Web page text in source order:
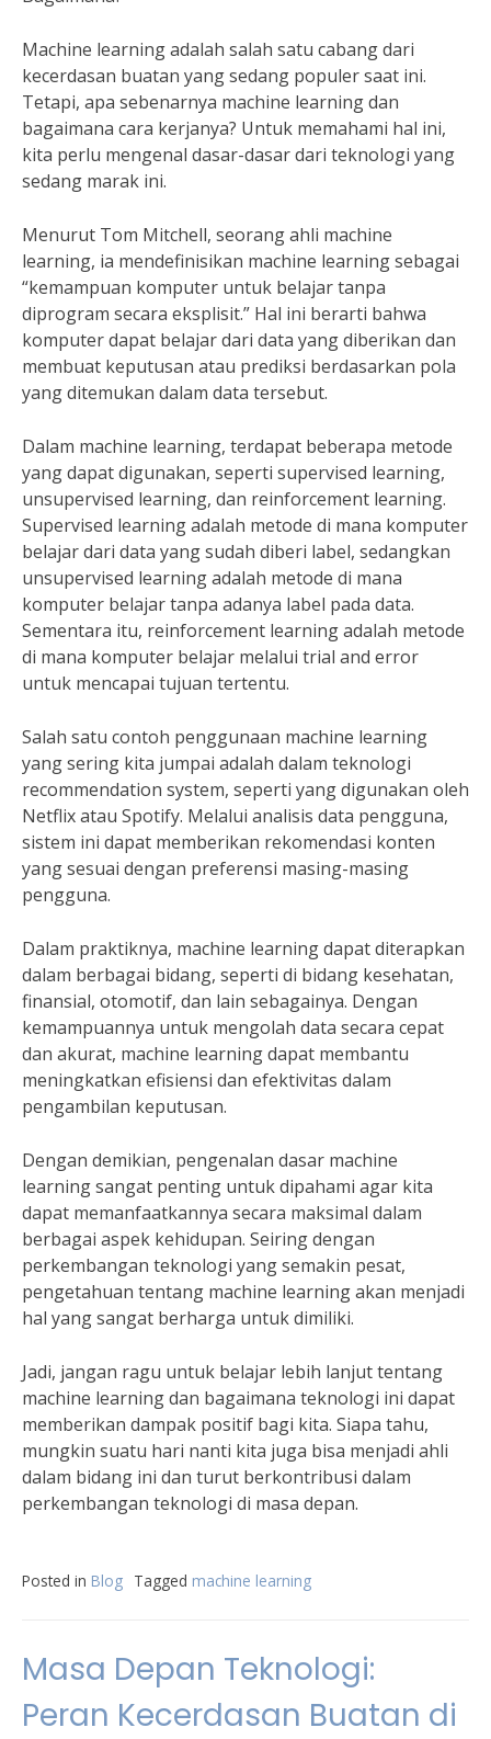
Machine learning adalah salah satu cabang dari
kecerdasan buatan yang sedang populer saat ini.
Tetapi, apa sebenarnya machine learning dan
bagaimana cara kerjanya? Untuk memahami hal ini,
kita perlu mengenal dasar-dasar dari teknologi yang
sedang marak ini.
Menurut Tom Mitchell, seorang ahli machine
learning, ia mendefinisikan machine learning sebagai
“kemampuan komputer untuk belajar tanpa
diprogram secara eksplisit.” Hal ini berarti bahwa
komputer dapat belajar dari data yang diberikan dan
membuat keputusan atau prediksi berdasarkan pola
yang ditemukan dalam data tersebut.
Dalam machine learning, terdapat beberapa metode
yang dapat digunakan, seperti supervised learning,
unsupervised learning, dan reinforcement learning.
Supervised learning adalah metode di mana komputer
belajar dari data yang sudah diberi label, sedangkan
unsupervised learning adalah metode di mana
komputer belajar tanpa adanya label pada data.
Sementara itu, reinforcement learning adalah metode
di mana komputer belajar melalui trial and error
untuk mencapai tujuan tertentu.
Salah satu contoh penggunaan machine learning
yang sering kita jumpai adalah dalam teknologi
recommendation system, seperti yang digunakan oleh
Netflix atau Spotify. Melalui analisis data pengguna,
sistem ini dapat memberikan rekomendasi konten
yang sesuai dengan preferensi masing-masing
pengguna.
Dalam praktiknya, machine learning dapat diterapkan
dalam berbagai bidang, seperti di bidang kesehatan,
finansial, otomotif, dan lain sebagainya. Dengan
kemampuannya untuk mengolah data secara cepat
dan akurat, machine learning dapat membantu
meningkatkan efisiensi dan efektivitas dalam
pengambilan keputusan.
Dengan demikian, pengenalan dasar machine
learning sangat penting untuk dipahami agar kita
dapat memanfaatkannya secara maksimal dalam
berbagai aspek kehidupan. Seiring dengan
perkembangan teknologi yang semakin pesat,
pengetahuan tentang machine learning akan menjadi
hal yang sangat berharga untuk dimiliki.
Jadi, jangan ragu untuk belajar lebih lanjut tentang
machine learning dan bagaimana teknologi ini dapat
memberikan dampak positif bagi kita. Siapa tahu,
mungkin suatu hari nanti kita juga bisa menjadi ahli
dalam bidang ini dan turut berkontribusi dalam
perkembangan teknologi di masa depan.
Posted in Blog Tagged machine learning
Masa Depan Teknologi:
Peran Kecerdasan Buatan di